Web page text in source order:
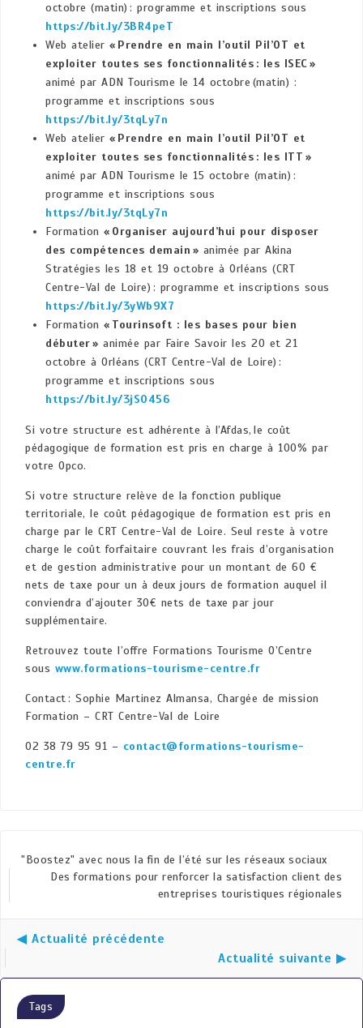
octobre (matin) : programme et inscriptions sous
https://bit.ly/3BR4peT
Web atelier « Prendre en main l’outil Pil’OT et
exploiter toutes ses fonctionnalités : les ISEC »
animé par ADN Tourisme le 14 octobre (matin) :
programme et inscriptions sous
https://bit.ly/3tqLy7n
Web atelier « Prendre en main l’outil Pil’OT et
exploiter toutes ses fonctionnalités : les ITT »
animé par ADN Tourisme le 15 octobre (matin) :
programme et inscriptions sous
https://bit.ly/3tqLy7n
Formation « Organiser aujourd’hui pour disposer
des compétences demain » animée par Akina
Stratégies les 18 et 19 octobre à Orléans (CRT
Centre-Val de Loire) : programme et inscriptions sous
https://bit.ly/3yWb9X7
Formation « Tourinsoft : les bases pour bien
débuter » animée par Faire Savoir les 20 et 21
octobre à Orléans (CRT Centre-Val de Loire) :
programme et inscriptions sous
https://bit.ly/3jS0456
Si votre structure est adhérente à l’Afdas, le coût
pédagogique de formation est pris en charge à 100% par
votre Opco.
Si votre structure relève de la fonction publique
territoriale, le coût pédagogique de formation est pris en
charge par le CRT Centre-Val de Loire. Seul reste à votre
charge le coût forfaitaire couvrant les frais d’organisation
et de gestion administrative pour un montant de 60 €
nets de taxe pour un à deux jours de formation auquel il
conviendra d’ajouter 30€ nets de taxe par jour
supplémentaire.
Retrouvez toute l’offre Formations Tourisme O’Centre
sous www.formations-tourisme-centre.fr
Contact : Sophie Martinez Almansa, Chargée de mission
Formation – CRT Centre-Val de Loire
02 38 79 95 91 – contact@formations-tourisme-
centre.fr
"Boostez" avec nous la fin de l’été sur les réseaux sociaux
Des formations pour renforcer la satisfaction client des
entreprises touristiques régionales
◀ Actualité précédente
Actualité suivante ▶
Tags